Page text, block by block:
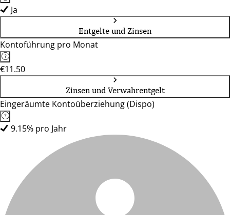
Ja
Entgelte und Zinsen
Kontoführung pro Monat
€11.50
Zinsen und Verwahrentgelt
Eingeräumte Kontoüberziehung (Dispo)
9.15% pro Jahr